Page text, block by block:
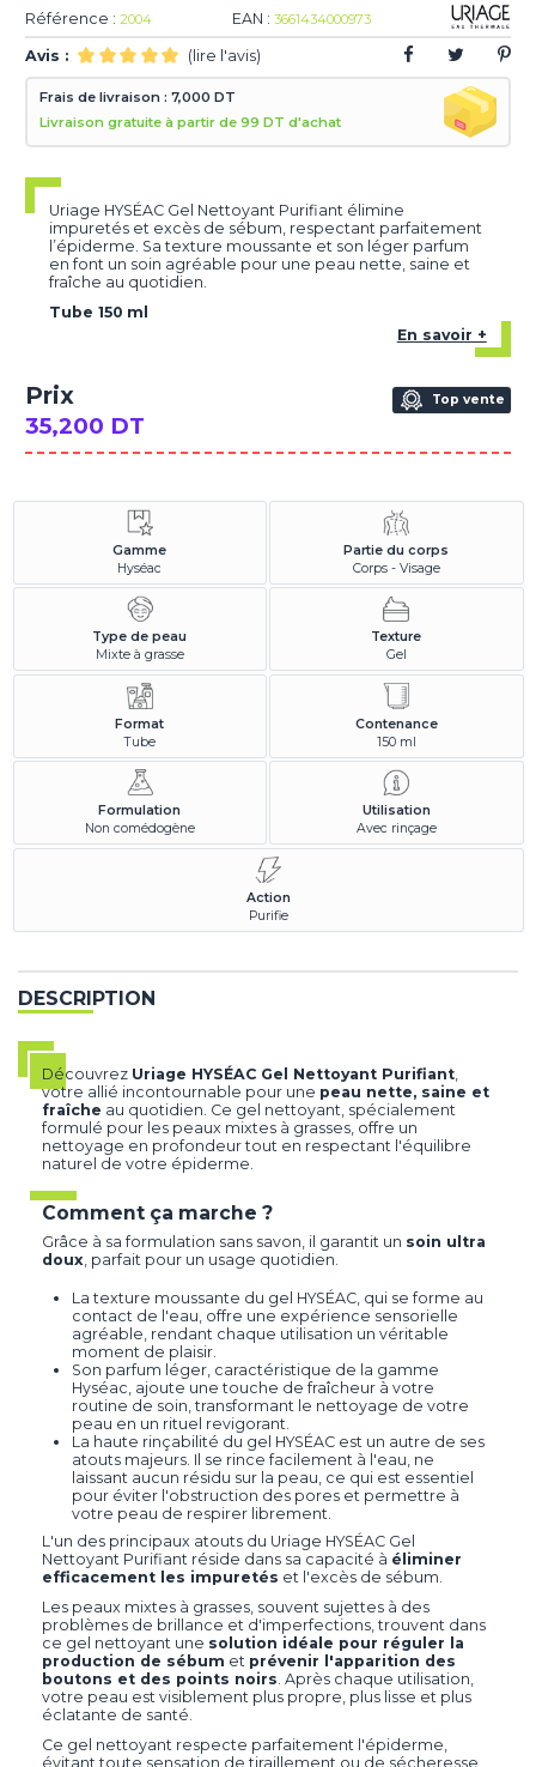
Référence : 2004 EAN : 3661434000973
Avis : (lire l'avis)
Frais de livraison : 7,000 DT
Livraison gratuite à partir de 99 DT d'achat
Uriage HYSÉAC Gel Nettoyant Purifiant élimine
impuretés et excès de sébum, respectant parfaitement
l’épiderme. Sa texture moussante et son léger parfum
en font un soin agréable pour une peau nette, saine et
fraîche au quotidien.
Tube 150 ml
En savoir +
Prix
35,200 DT
Top vente
Gamme
Hyséac
Partie du corps
Corps - Visage
Type de peau
Mixte à grasse
Texture
Gel
Format
Tube
Contenance
150 ml
Formulation
Non comédogène
Utilisation
Avec rinçage
Action
Purifie
DESCRIPTION
Découvrez Uriage HYSÉAC Gel Nettoyant Purifiant,
votre allié incontournable pour une peau nette, saine et
fraîche au quotidien. Ce gel nettoyant, spécialement
formulé pour les peaux mixtes à grasses, offre un
nettoyage en profondeur tout en respectant l'équilibre
naturel de votre épiderme.
Comment ça marche ?
Grâce à sa formulation sans savon, il garantit un soin ultra
doux , parfait pour un usage quotidien.
La texture moussante du gel HYSÉAC, qui se forme au
contact de l'eau, offre une expérience sensorielle
agréable, rendant chaque utilisation un véritable
moment de plaisir.
Son parfum léger, caractéristique de la gamme
Hyséac, ajoute une touche de fraîcheur à votre
routine de soin, transformant le nettoyage de votre
peau en un rituel revigorant.
La haute rinçabilité du gel HYSÉAC est un autre de ses
atouts majeurs. Il se rince facilement à l'eau, ne
laissant aucun résidu sur la peau, ce qui est essentiel
pour éviter l'obstruction des pores et permettre à
votre peau de respirer librement.
L'un des principaux atouts du Uriage HYSÉAC Gel
Nettoyant Purifiant réside dans sa capacité à éliminer
efficacement les impuretés et l'excès de sébum.
Les peaux mixtes à grasses, souvent sujettes à des
problèmes de brillance et d'imperfections, trouvent dans
ce gel nettoyant une solution idéale pour réguler la
production de sébum et prévenir l'apparition des
boutons et des points noirs . Après chaque utilisation,
votre peau est visiblement plus propre, plus lisse et plus
éclatante de santé.
Ce gel nettoyant respecte parfaitement l'épiderme,
évitant toute sensation de tiraillement ou de sécheresse,